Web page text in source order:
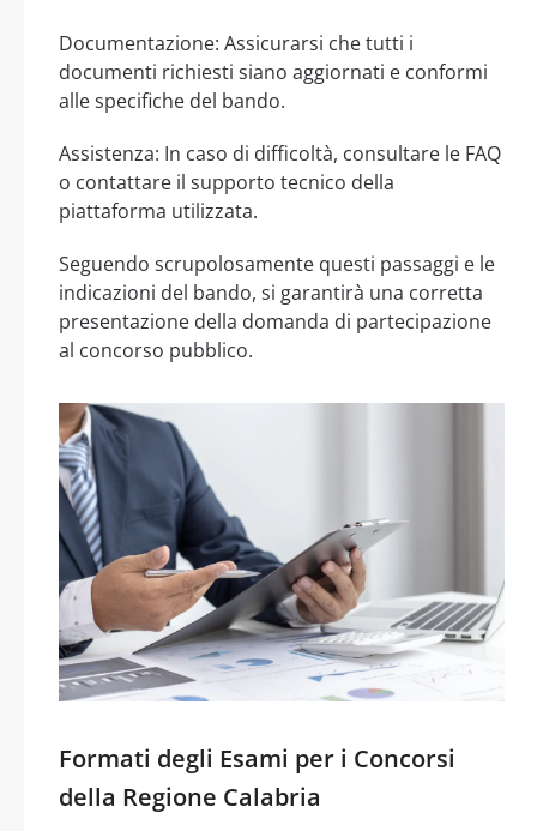
Documentazione: Assicurarsi che tutti i
documenti richiesti siano aggiornati e conformi
alle specifiche del bando.
Assistenza: In caso di difficoltà, consultare le FAQ
o contattare il supporto tecnico della
piattaforma utilizzata.
Seguendo scrupolosamente questi passaggi e le
indicazioni del bando, si garantirà una corretta
presentazione della domanda di partecipazione
al concorso pubblico.
Formati degli Esami per i Concorsi
della Regione Calabria